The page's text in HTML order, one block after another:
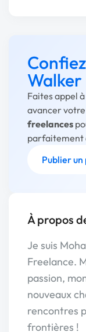
Walker
Faites appel
avancer
freelances
parfaitement
Publier
À propos
Je suis
Freelance.
passion,
nouveaux
rencontres
frontières !